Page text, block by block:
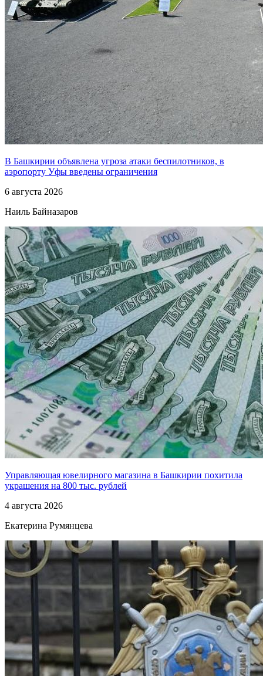
В Башкирии объявлена угроза атаки беспилотников, в
аэропорту Уфы введены ограничения
6 августа 2026
Наиль Байназаров
Управляющая ювелирного магазина в Башкирии похитила
украшения на 800 тыс. рублей
4 августа 2026
Екатерина Румянцева